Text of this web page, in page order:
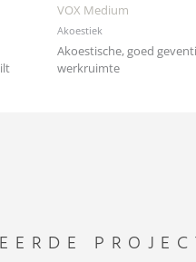
VOX Medium
Akoestiek
Akoestische, goed
werkruimte